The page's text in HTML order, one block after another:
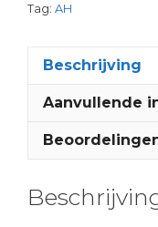
Tag: AH
Beschrijving
Aanvullende